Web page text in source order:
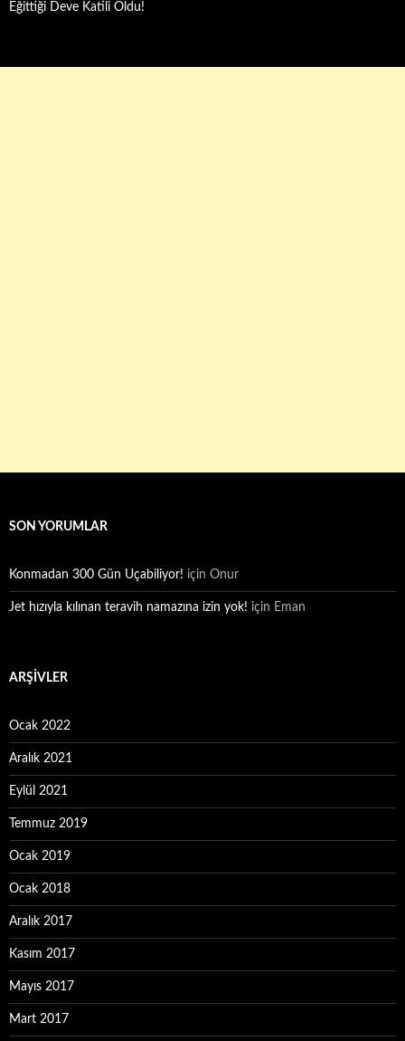
Eğittiği Deve Katili Oldu!
SON YORUMLAR
Konmadan 300 Gün Uçabiliyor! için Onur
Jet hızıyla kılınan teravih namazına izin yok! için Eman
ARŞIVLER
Ocak 2022
Aralık 2021
Eylül 2021
Temmuz 2019
Ocak 2019
Ocak 2018
Aralık 2017
Kasım 2017
Mayıs 2017
Mart 2017